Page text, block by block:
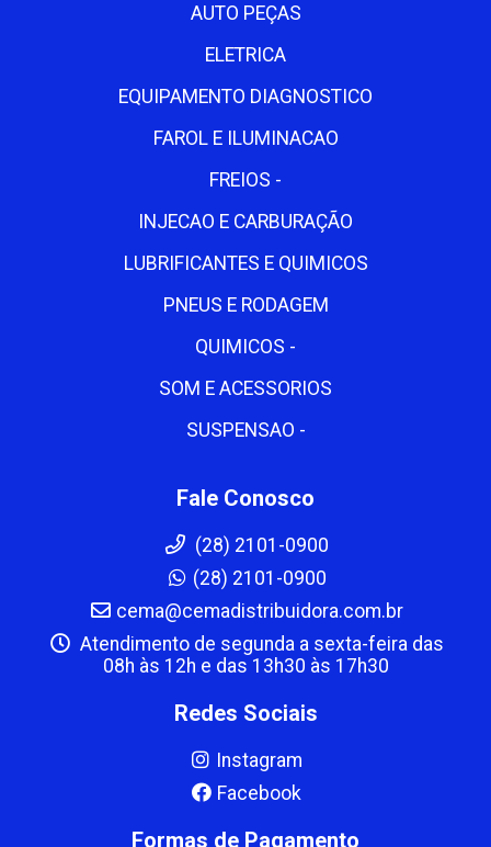
AUTO PEÇAS
ELETRICA
EQUIPAMENTO DIAGNOSTICO
FAROL E ILUMINACAO
FREIOS -
INJECAO E CARBURAÇÃO
LUBRIFICANTES E QUIMICOS
PNEUS E RODAGEM
QUIMICOS -
SOM E ACESSORIOS
SUSPENSAO -
Fale Conosco
(28) 2101-0900
(28) 2101-0900
cema@cemadistribuidora.com.br
Atendimento de segunda a sexta-feira das
08h às 12h e das 13h30 às 17h30
Redes Sociais
Instagram
Facebook
Formas de Pagamento